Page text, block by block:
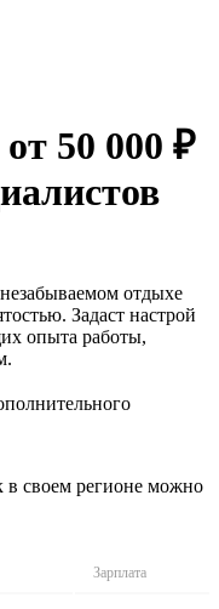
50 000 ₽
отдыхе
Задаст настрой
опыта работы,
в своем регионе можно
Зарплата